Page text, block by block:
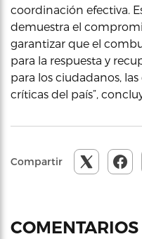
coordinación efectiva.
demuestra el
garantizar que el
para la respuesta y
para los ciudadanos,
críticas del país”,
Compartir
COMENTARIOS